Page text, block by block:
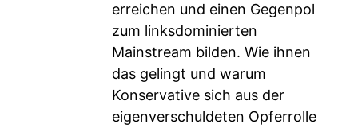
erreichen und einen Gegenpol
zum linksdominierten
Mainstream bilden. Wie ihnen
das gelingt und warum
Konservative sich aus der
eigenverschuldeten Opferrolle